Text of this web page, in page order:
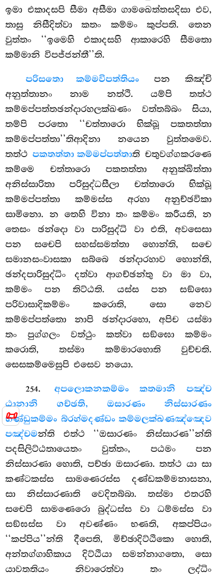
📜
ඉමා එකාදසපි සීමා අසීමා ගාමඛෙත්තසදිසා එව,
තාසු නිසීදිත්වා කතං කම්මං කුප්පති. තෙන
වුත්තං ‘‘ඉමෙහි එකාදසහි ආකාරෙහි සීමතො
කම්මානි විපජ්ජන්තී’’ති.
පරිසතො කම්මවිපත්තියංපන කිඤ්චි
අනුත්තානං නාම නත්ථි. යම්පි තත්ථ
කම්මප්පත්තඡන්දාරහලක්ඛණං වත්තබ්බං සියා,
තම්පි පරතො ‘‘චත්තාරො භික්ඛූ පකතත්තා
කම්මප්පත්තා’’තිආදිනා නයෙන වුත්තමෙව.
තත්ථපකතත්තා කම්මප්පත්තාති චතුවග්ගකරණෙ
කම්මෙ චත්තාරො පකතත්තා අනුක්ඛිත්තා
අනිස්සාරිතාපරිසුද්ධසීලා චත්තාරො භික්ඛූ
කම්මප්පත්තා කම්මස්ස අරහා අනුච්ඡවිකා
සාමිනො. න තෙහි විනා තං කම්මං කරීයති, න
තෙසං ඡන්දො වා පාරිසුද්ධි වා එති, අවසෙසා
පන සචෙපි සහස්සමත්තා හොන්ති, සචෙ
සමානසංවාසකා සබ්බෙ ඡන්දාරහාව හොන්ති,
ඡන්දපාරිසුද්ධිං දත්වා ආගච්ඡන්තු වා මා වා,
කම්මං පන තිට්ඨති. යස්ස පන සඞ්ඝො
පරිවාසාදිකම්මං කරොති, සො නෙව
කම්මප්පත්තො නාපි ඡන්දාරහො, අපිච යස්මා
තං පුග්ගලං වත්ථුං කත්වා සඞ්ඝො කම්මං
කරොති, තස්මා කම්මාරහොති වුච්චති.
සෙසකම්මෙසුපි එසෙව නයො.
254. අපලොකනකම්මං කතමානි පඤ්ච
ඨානානි ගච්ඡති, ඔසාරණං නිස්සාරණං
භණ්ඩුකම්මං බ්රහ්මදණ්ඩං කම්මලක්ඛණඤ්ඤෙව
පඤ්චමන්ති එත්ථ ‘‘ඔසාරණං නිස්සාරණ’’න්ති
පදසිලිට්ඨතායෙතං වුත්තං, පඨමං පන
නිස්සාරණා හොති, පච්ඡා ඔසාරණා. තත්ථ යා සා
කණ්ටකස්ස සාමණෙරස්ස දණ්ඩකම්මනාසනා,
සා නිස්සාරණාති වෙදිතබ්බා. තස්මා එතරහි
සචෙපි සාමණෙරො බුද්ධස්ස වා ධම්මස්ස වා
සඞ්ඝස්ස වා අවණ්ණං භණති, අකප්පියං
‘‘කප්පිය’’න්ති දීපෙති, මිච්ඡාදිට්ඨිකො හොති,
අන්තග්ගාහිකාය දිට්ඨියා සමන්නාගතො, සො
යාවතතියං නිවාරෙත්වා තං ලද්ධිං